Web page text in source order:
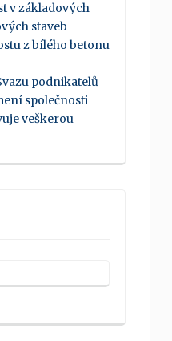
v základových
staveb
z bílého betonu
podnikatelů
společnosti
veškerou